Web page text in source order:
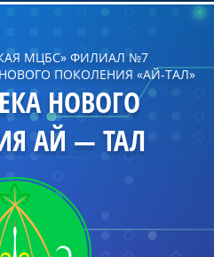
МЦБС» ФИЛИАЛ №7
ПОКОЛЕНИЯ «АЙ-ТАЛ»
НОВОГО
АЙ — ТАЛ